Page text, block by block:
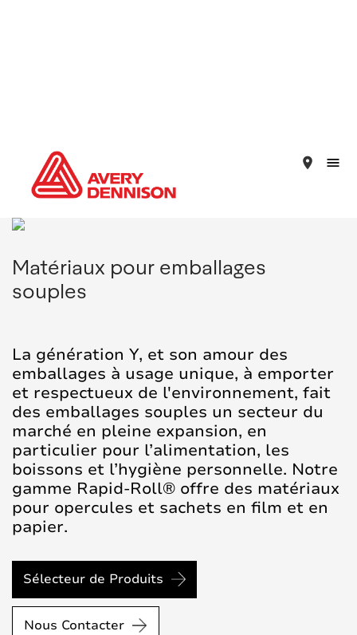
place
Matériaux pour emballages
souples
La génération Y, et son amour des
emballages à usage unique, à emporter
et respectueux de l'environnement, fait
des emballages souples un secteur du
marché en pleine expansion, en
particulier pour l’alimentation, les
boissons et l’hygiène personnelle. Notre
gamme Rapid-Roll® offre des matériaux
pour opercules et sachets en film et en
papier.
Sélecteur de Produits
Nous Contacter